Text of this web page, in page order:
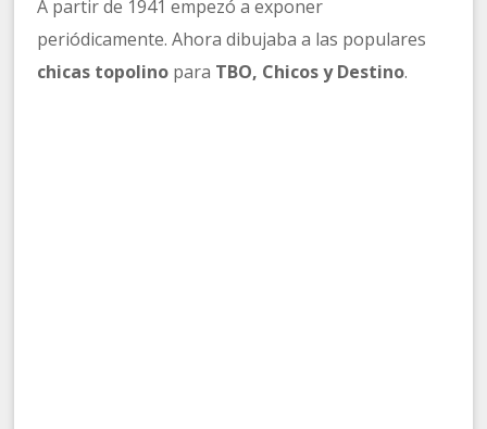
A partir de 1941 empezó a exponer
periódicamente. Ahora dibujaba a las populares
chicas topolino para TBO, Chicos y Destino.